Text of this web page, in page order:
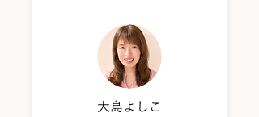
大島よしこ